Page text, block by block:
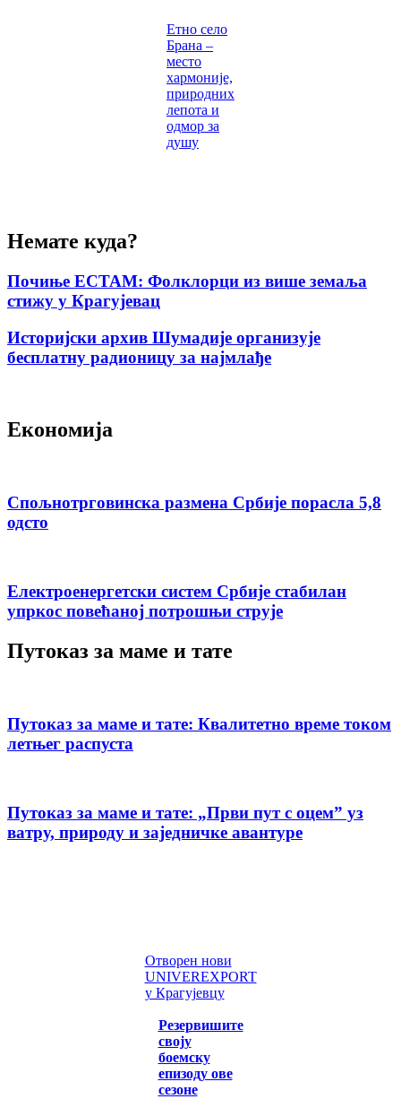
Етно село
Брана –
место
хармоније,
природних
лепота и
одмор за
душу
Немате куда?
Почиње ЕСТАМ: Фолклорци из више земаља
стижу у Крагујевац
Историјски архив Шумадије организује
бесплатну радионицу за најмлађе
Економија
Спољнотрговинска размена Србије порасла 5,8
одсто
Електроенергетски систем Србије стабилан
упркос повећаној потрошњи струје
Путоказ за маме и тате
Путоказ за маме и тате: Квалитетно време током
летњег распуста
Путоказ за маме и тате: „Први пут с оцемˮ уз
ватру, природу и заједничке авантуре
Отворен нови
UNIVEREXPORT
у Крагујевцу
Резервишите
своју
боемску
епизоду ове
сезоне